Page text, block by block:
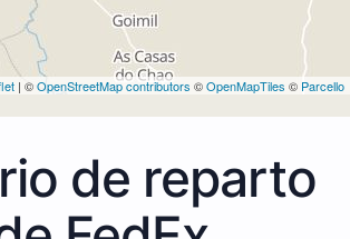
| ©OpenStreetMap contributors ©OpenMapTiles © Parcello
de reparto